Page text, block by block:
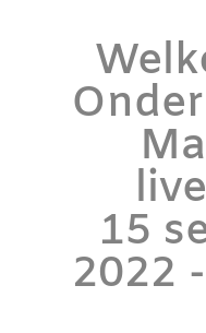
15
2022